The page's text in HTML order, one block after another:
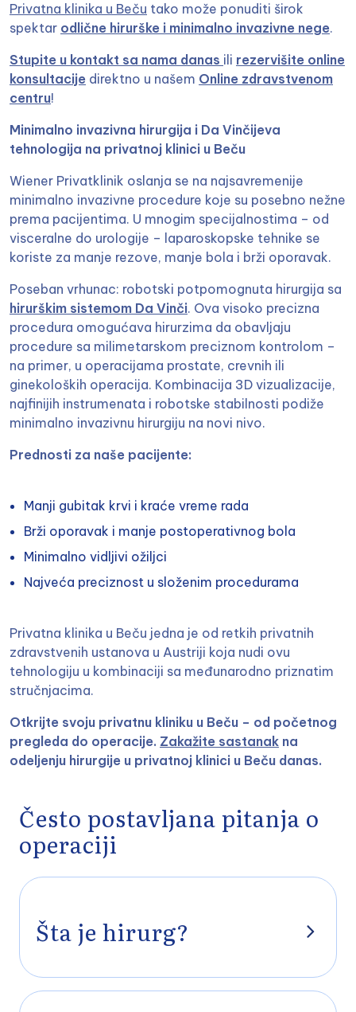
Privatna klinika u Beču tako može ponuditi širok
spektar odlične hirurške i minimalno invazivne nege.
Stupite u kontakt sa nama danas ili rezervišite online
konsultacije direktno u našem Online zdravstvenom
centru!
Minimalno invazivna hirurgija i Da Vinčijeva
tehnologija na privatnoj klinici u Beču
Wiener Privatklinik oslanja se na najsavremenije
minimalno invazivne procedure koje su posebno nežne
prema pacijentima. U mnogim specijalnostima – od
visceralne do urologije – laparoskopske tehnike se
koriste za manje rezove, manje bola i brži oporavak.
Poseban vrhunac: robotski potpomognuta hirurgija sa
hirurškim sistemom Da Vinči. Ova visoko precizna
procedura omogućava hirurzima da obavljaju
procedure sa milimetarskom preciznom kontrolom –
na primer, u operacijama prostate, crevnih ili
ginekoloških operacija. Kombinacija 3D vizualizacije,
najfinijih instrumenata i robotske stabilnosti podiže
minimalno invazivnu hirurgiju na novi nivo.
Prednosti za naše pacijente:
Manji gubitak krvi i kraće vreme rada
Brži oporavak i manje postoperativnog bola
Minimalno vidljivi ožiljci
Najveća preciznost u složenim procedurama
Privatna klinika u Beču jedna je od retkih privatnih
zdravstvenih ustanova u Austriji koja nudi ovu
tehnologiju u kombinaciji sa međunarodno priznatim
stručnjacima.
Otkrijte svoju privatnu kliniku u Beču – od početnog
pregleda do operacije. Zakažite sastanak na
odeljenju hirurgije u privatnoj klinici u Beču danas.
Često postavljana pitanja o
operaciji
Šta je hirurg?
bilo u jednoj od gore navedenih oblasti ili
interdisciplinarno. U zavisnosti od stručne kvalifikacije,